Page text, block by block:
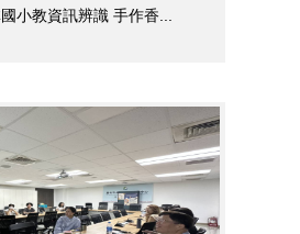
小教資訊辨識 手作香...